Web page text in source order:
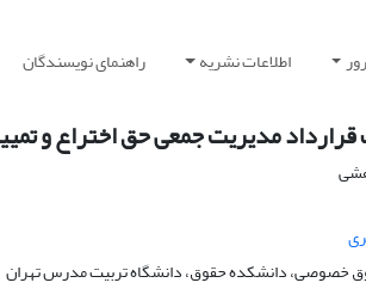
اطلاعات نشریه راهنمای نویسندگان
مدیریت جمعی حق اختراع و
خصوصی، دانشکده حقوق، دانشگاه تربیت مدرس تهران